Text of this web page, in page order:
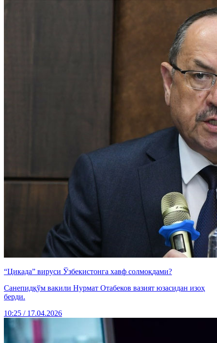
“Цикада” вируси Ўзбекистонга хавф солмоқдами?
Санепидқўм вакили Нурмат Отабеков вазият юзасидан изоҳ
берди.
10:25 / 17.04.2026